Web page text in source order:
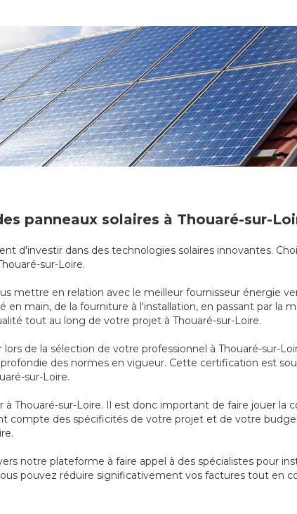
panneaux solaires à Thouaré-sur-
d'investir dans des technologies solaires innovantes.
sur-Loire.
mettre en relation avec le meilleur fournisseur énergie
en main, de la fourniture à l'installation, en passant par la
tout au long de votre projet à Thouaré-sur-Loire.
de la sélection de votre professionnel à Thouaré-sur-
des normes en vigueur. Cette certification est
sur-Loire.
Thouaré-sur-Loire. Il est donc important de faire jouer la
compte des spécificités de votre projet et de votre
notre plateforme à faire appel à des spécialistes pour
pouvez réduire significativement vos factures tout en